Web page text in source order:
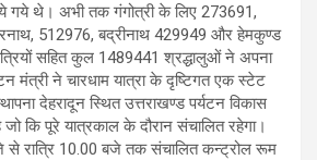
गये थे। अभी तक गंगोत्री के लिए 273691,
512976, बद्रीनाथ 429949 और हेमकुण्ड
सहित कुल 1489441 श्रद्धालुओं ने अपना
मंत्री ने चारधाम यात्रा के दृष्टिगत एक स्टेट
देहरादून स्थित उत्तराखण्ड पर्यटन विकास
कि पूरे यात्रकाल के दौरान संचालित रहेगा।
से रात्रि 10.00 बजे तक संचालित कन्ट्रोल रूम